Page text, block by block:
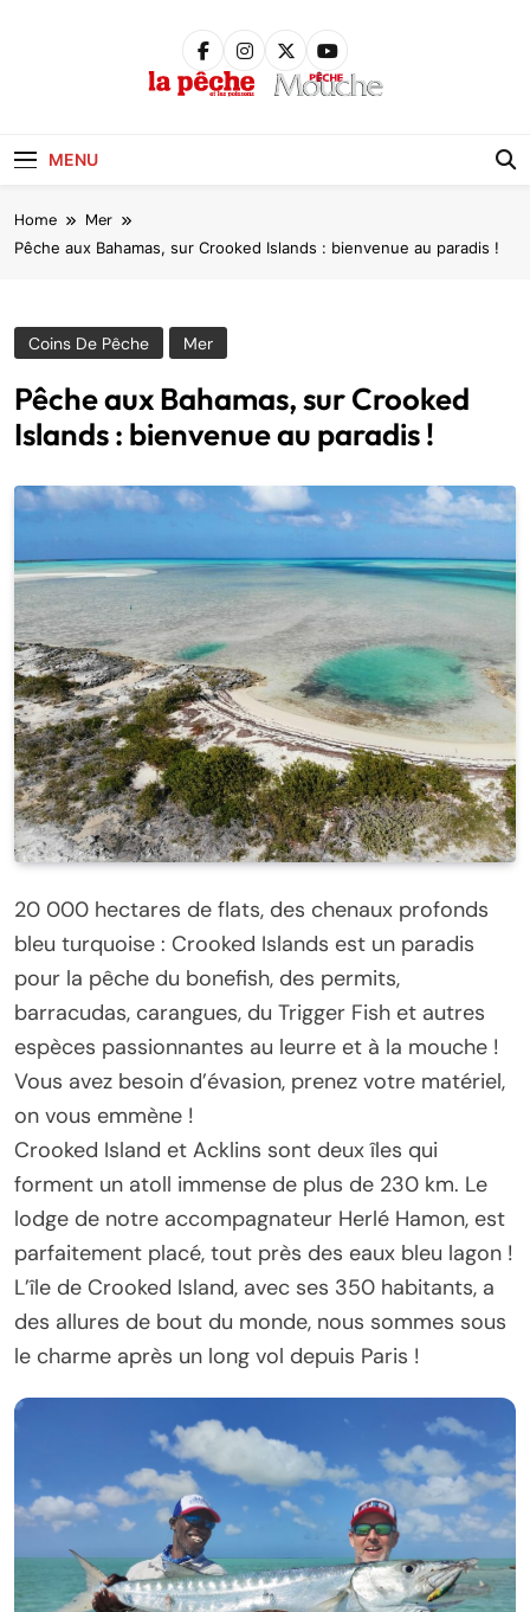
MENU
Home Mer
Pêche aux Bahamas, sur Crooked Islands : bienvenue au paradis !
Coins De Pêche Mer
Pêche aux Bahamas, sur Crooked
Islands : bienvenue au paradis !
20 000 hectares de flats, des chenaux profonds
bleu turquoise : Crooked Islands est un paradis
pour la pêche du bonefish, des permits,
barracudas, carangues, du Trigger Fish et autres
espèces passionnantes au leurre et à la mouche !
Vous avez besoin d’évasion, prenez votre matériel,
on vous emmène !
Crooked Island et Acklins sont deux îles qui
forment un atoll immense de plus de 230 km. Le
lodge de notre accompagnateur Herlé Hamon, est
parfaitement placé, tout près des eaux bleu lagon !
L’île de Crooked Island, avec ses 350 habitants, a
des allures de bout du monde, nous sommes sous
le charme après un long vol depuis Paris !